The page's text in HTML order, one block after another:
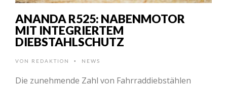
ANANDA R525: NABENMOTOR
MIT INTEGRIERTEM
DIEBSTAHLSCHUTZ
VON REDAKTION • NEWS
Die zunehmende Zahl von Fahrraddiebstählen